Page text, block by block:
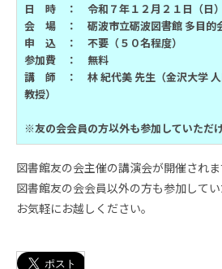
日 時 ： 令和７年１２月２１日（日
会 場 ： 砺波市立砺波図書館 多目的
申 込 ： 不要（５０名程度）
参加費 ： 無料
講 師 ： 林 紀代美 先生（金沢大学 人
教授）
※友の会会員の方以外も参加していただけ
図書館友の会主催の講演会が開催されま
図書館友の会会員以外の方も参加してい
お気軽にお越しください。